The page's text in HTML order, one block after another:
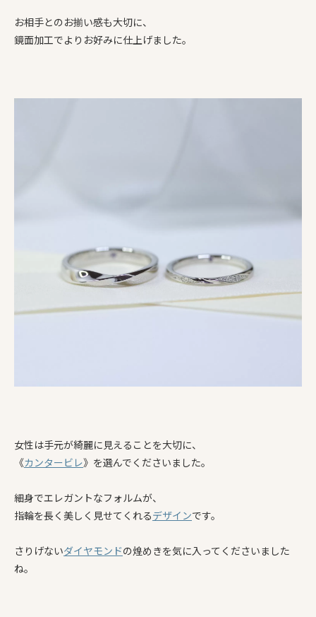
お相手とのお揃い感も大切に、
鏡面加工でよりお好みに仕上げました。
女性は手元が綺麗に見えることを大切に、
《カンタービレ》を選んでくださいました。
細身でエレガントなフォルムが、
指輪を長く美しく見せてくれるデザインです。
さりげないダイヤモンドの煌めきを気に入ってくださいました
ね。